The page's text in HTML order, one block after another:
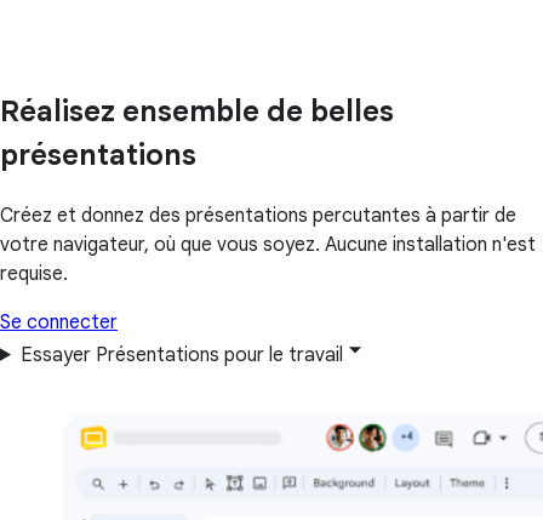
Réalisez ensemble de belles
présentations
Créez et donnez des présentations percutantes à partir de
votre navigateur, où que vous soyez. Aucune installation n'est
requise.
Se connecter
Essayer Présentations pour le travail